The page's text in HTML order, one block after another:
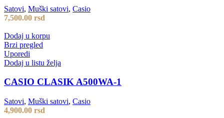
Satovi, Muški satovi, Casio
7,500.00 rsd
Dodaj u korpu
Brzi pregled
Uporedi
Dodaj u listu želja
CASIO CLASIK A500WA-1
Satovi, Muški satovi, Casio
4,900.00 rsd